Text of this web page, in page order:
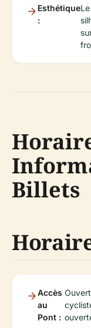
Esthétique
:
Billets
Accès
au
Pont :